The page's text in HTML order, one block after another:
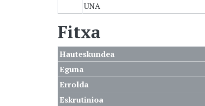
UNA
Fitxa
Hauteskundea
Eguna
Errolda
Eskrutinioa